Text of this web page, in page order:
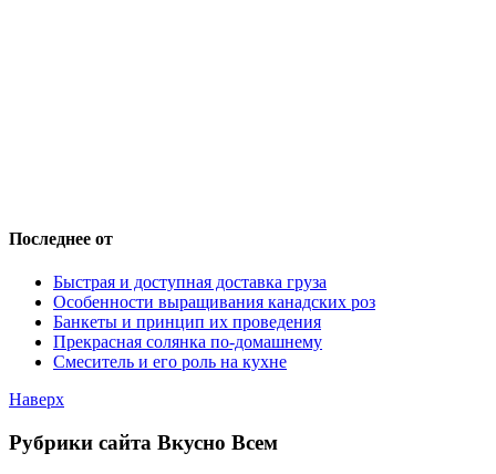
Последнее от
Быстрая и доступная доставка груза
Особенности выращивания канадских роз
Банкеты и принцип их проведения
Прекрасная солянка по-домашнему
Смеситель и его роль на кухне
Наверх
Рубрики сайта Вкусно Всем